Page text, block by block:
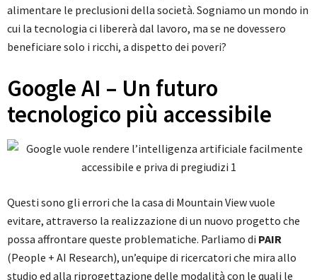
alimentare le preclusioni della società. Sogniamo un mondo in
cui la tecnologia ci libererà dal lavoro, ma se ne dovessero
beneficiare solo i ricchi, a dispetto dei poveri?
Google AI – Un futuro
tecnologico più accessibile
Questi sono gli errori che la casa di Mountain View vuole
evitare, attraverso la realizzazione di un nuovo progetto che
possa affrontare queste problematiche. Parliamo di PAIR
(People + AI Research), un’equipe di ricercatori che mira allo
studio ed alla riprogettazione delle modalità con le quali le